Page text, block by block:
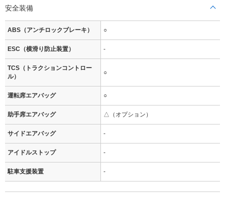
安全装備
ABS（アンチロックブレーキ） ○
ESC（横滑り防止装置） -
TCS（トラクションコントロー
ル）
○
運転席エアバッグ ○
助手席エアバッグ △（オプション）
サイドエアバッグ -
アイドルストップ -
駐車支援装置 -